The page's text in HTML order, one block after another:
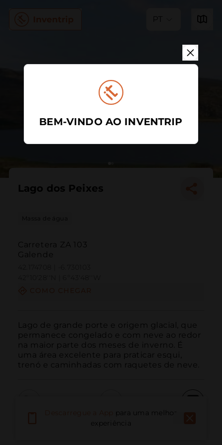
PT
Lago dos Peixes
Massa de água
Carretera ZA 103
Galende
Lago de grande porte e origem glacial, que
permanece congelado e com neve ao redor
na maior parte dos meses de inverno. É
uma área excelente para praticar esqui,
trenó e caminhadas com raquetes de neve.
E-mail
para uma melhor
experiência
BEM-VINDO AO INVENTRIP